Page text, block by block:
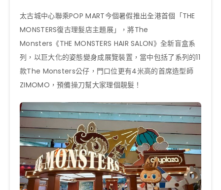
太古城中心聯乘POP MART今個暑假推出全港首個「THE
MONSTERS復古理髮店主題展」，將The
Monsters《THE MONSTERS HAIR SALON》全新盲盒系
列，以巨大化的姿態變身成展覽裝置，當中包括了系列的11
款The Monsters公仔，門口位更有4米高的首席造型師
ZIMOMO，預備操刀幫大家理個靚髮！